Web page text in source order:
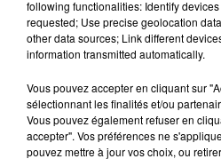
CHRISTOPHE MAE
La Lune
following functionalities: Identify
requested; Use precise geolocation
other data sources; Link different
information transmitted automatically.
Vous pouvez accepter en cliquant sur
sélectionnant les finalités et/ou
Vous pouvez également refuser en
accepter". Vos préférences ne
pouvez mettre à jour vos choix, ou